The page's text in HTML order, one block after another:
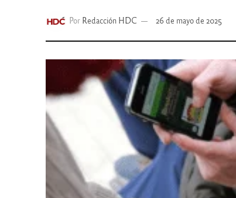
Por Redacción HDC 26 de mayo de 2025